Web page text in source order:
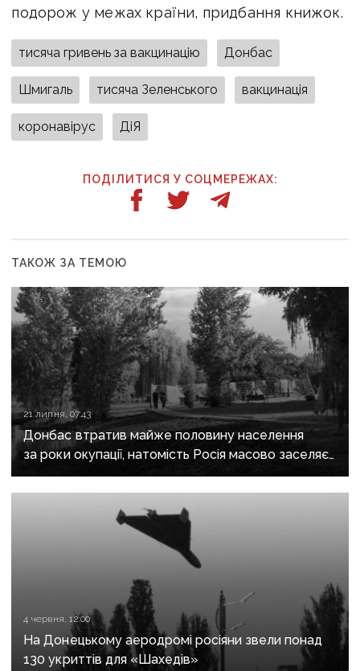
подорож у межах країни, придбання книжок.
тисяча гривень за вакцинацію Донбас
Шмигаль тисяча Зеленського вакцинація
коронавірус ДіЯ
ПОДІЛИТИСЯ У СОЦМЕРЕЖАХ:
ТАКОЖ ЗА ТЕМОЮ
21 липня, 07:43
Донбас втратив майже половину населення
за роки окупації, натомість Росія масово заселяє
регіон своїми громадянами — ГУР
4 червня, 12:00
На Донецькому аеродромі росіяни звели понад
130 укриттів для «Шахедів»